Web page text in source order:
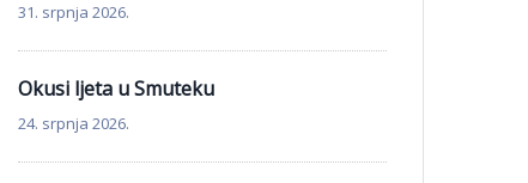
31. srpnja 2026.
Okusi ljeta u Smuteku
24. srpnja 2026.